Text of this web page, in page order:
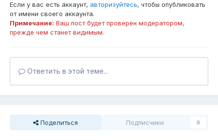
Если у вас есть аккаунт, авторизуйтесь, чтобы опубликовать
от имени своего аккаунта.
Примечание: Ваш пост будет проверен модератором,
прежде чем станет видимым.
Ответить в этой теме...
Поделиться Подписчики 0